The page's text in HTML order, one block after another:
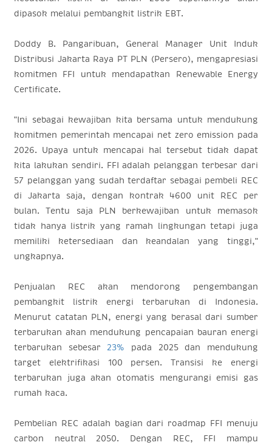
dipasok melalui pembangkit listrik EBT.
Doddy B. Pangaribuan, General Manager Unit Induk
Distribusi Jakarta Raya PT PLN (Persero), mengapresiasi
komitmen FFI untuk mendapatkan Renewable Energy
Certificate.
"Ini sebagai kewajiban kita bersama untuk mendukung
komitmen pemerintah mencapai net zero emission pada
2026. Upaya untuk mencapai hal tersebut tidak dapat
kita lakukan sendiri. FFI adalah pelanggan terbesar dari
57 pelanggan yang sudah terdaftar sebagai pembeli REC
di Jakarta saja, dengan kontrak 4600 unit REC per
bulan. Tentu saja PLN berkewajiban untuk memasok
tidak hanya listrik yang ramah lingkungan tetapi juga
memiliki ketersediaan dan keandalan yang tinggi,"
ungkapnya.
Penjualan REC akan mendorong pengembangan
pembangkit listrik energi terbarukan di Indonesia.
Menurut catatan PLN, energi yang berasal dari sumber
terbarukan akan mendukung pencapaian bauran energi
terbarukan sebesar 23% pada 2025 dan mendukung
target elektrifikasi 100 persen. Transisi ke energi
terbarukan juga akan otomatis mengurangi emisi gas
rumah kaca.
Pembelian REC adalah bagian dari roadmap FFI menuju
carbon neutral 2050. Dengan REC, FFI mampu